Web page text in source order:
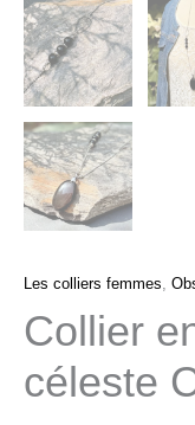
Les colliers femmes
Collier
céleste